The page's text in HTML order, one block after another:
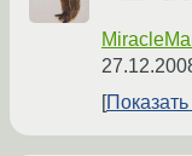
Показать